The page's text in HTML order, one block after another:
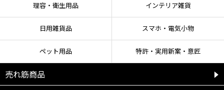
理容・衛生用品 インテリア雑貨
日用雑貨品 スマホ・電気小物
ペット用品 特許・実用新案・意匠
売れ筋商品